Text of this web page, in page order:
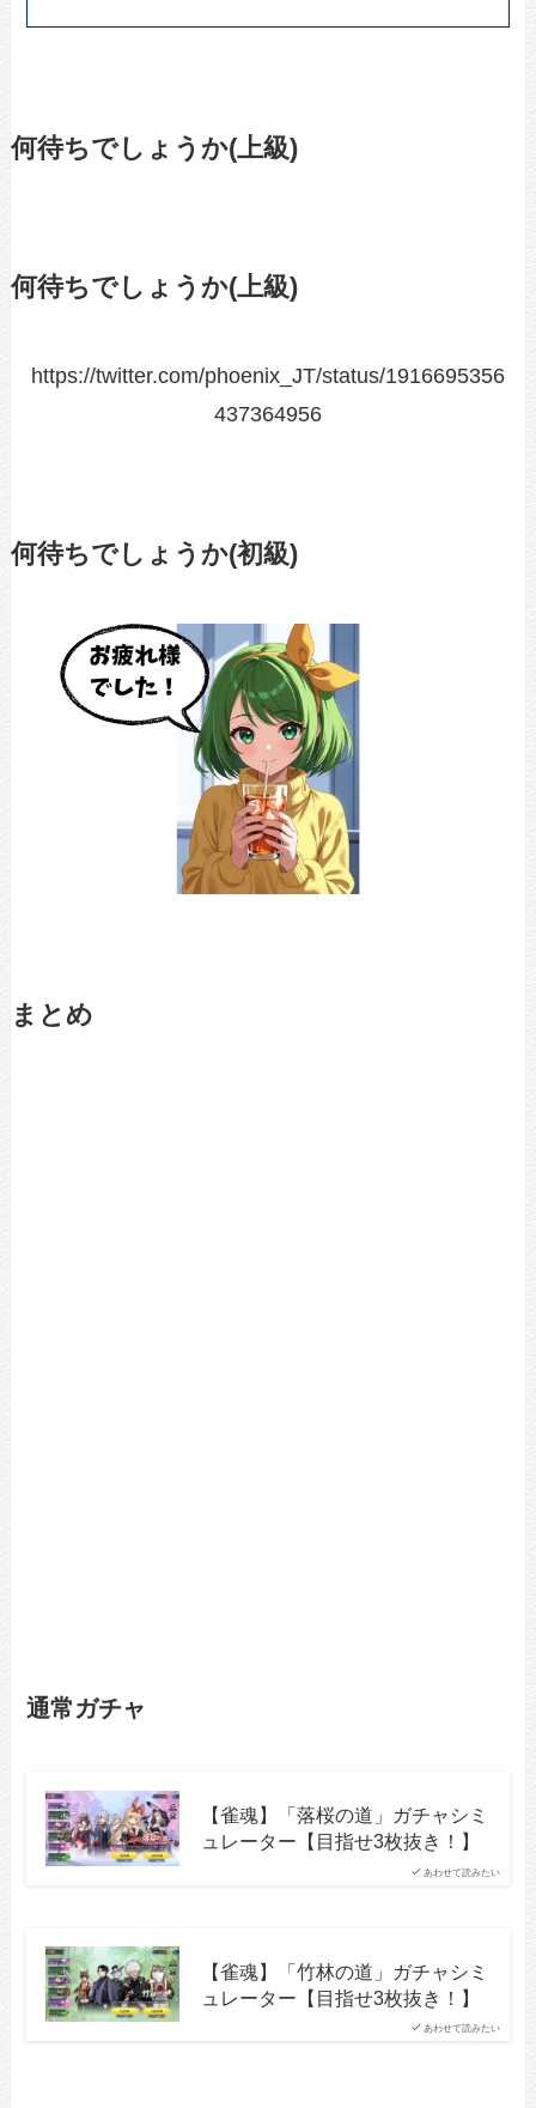
何待ちでしょうか(上級)
何待ちでしょうか(上級)
https://twitter.com/phoenix_JT/status/1916695356
437364956
何待ちでしょうか(初級)
まとめ
通常ガチャ
あわせて読みたい
【雀魂】「落桜の道」ガチャシミ
ュレーター【目指せ3枚抜き！】
あわせて読みたい
【雀魂】「竹林の道」ガチャシミ
ュレーター【目指せ3枚抜き！】